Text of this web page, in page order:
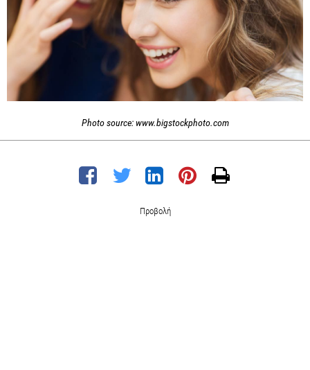
Photo source: www.bigstockphoto.com
Προβολή